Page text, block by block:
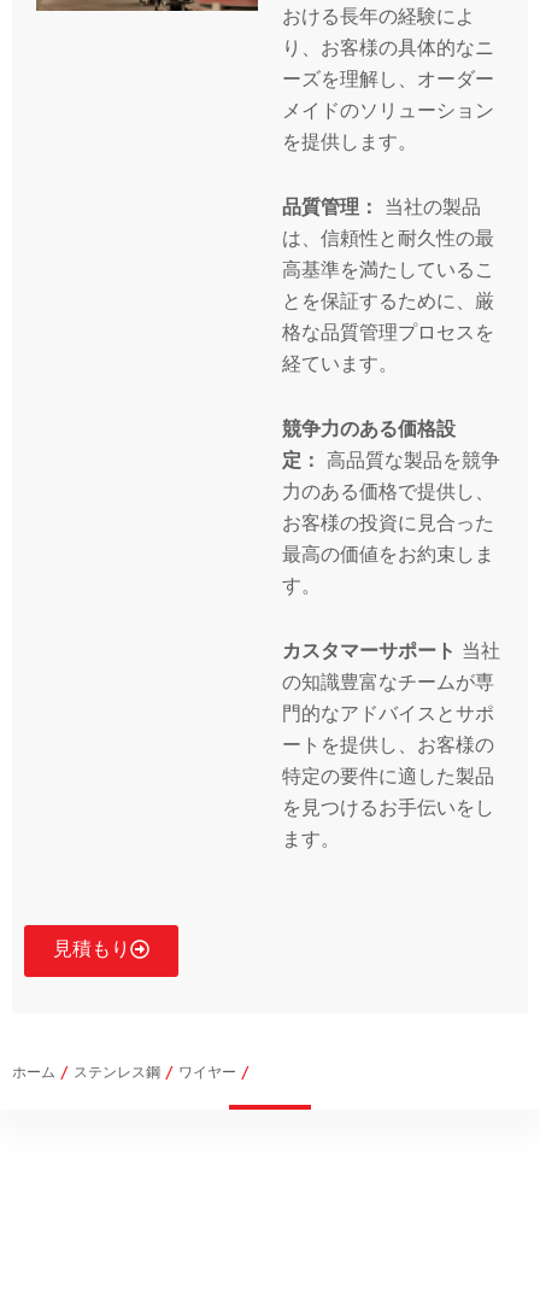
おける長年の経験によ
り、お客様の具体的なニ
ーズを理解し、オーダー
メイドのソリューション
を提供します。
品質管理： 当社の製品
は、信頼性と耐久性の最
高基準を満たしているこ
とを保証するために、厳
格な品質管理プロセスを
経ています。
競争力のある価格設
定： 高品質な製品を競争
力のある価格で提供し、
お客様の投資に見合った
最高の価値をお約束しま
す。
カスタマーサポート 当社
の知識豊富なチームが専
門的なアドバイスとサポ
ートを提供し、お客様の
特定の要件に適した製品
を見つけるお手伝いをし
ます。
見積もり
ホーム / ステンレス鋼 / ワイヤー /